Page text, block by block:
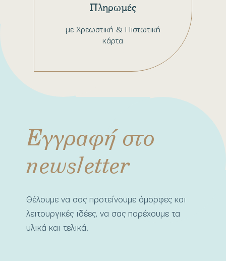
με Χρεωστική & Πιστωτική
κάρτα
Πληρωμές
Εγγραφή στο
newsletter
Θέλουμε να σας προτείνουμε όμορφες και
λειτουργικές ιδέες, να σας παρέχουμε τα
υλικά και τελικά.